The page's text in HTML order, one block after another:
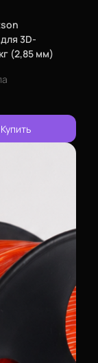
3D-
(2,85 мм)
Купить